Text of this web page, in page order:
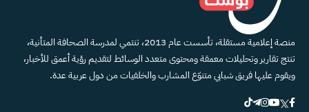
منصة إعلامية مستقلة، تأسست عام 2013، تنتمي لمدرسة الصحافة المتأنية،
تنتج تقارير وتحليلات معمقة ومحتوى متعدد الوسائط لتقديم رؤية أعمق للأخبار،
ويقوم عليها فريق شبابي متنوّع المشارب والخلفيات من دول عربية عدة.